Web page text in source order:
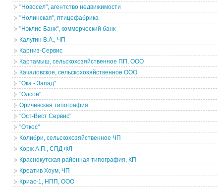
"Новосел", агентство недвижимости
"Нолинская", птицефабрика
"Нэклис-Банк", коммерческий банк
Калугин В.А., ЧП
Карниз-Сервис
Картамыш, сельскохозяйственное ПП, ООО
Качаловское, сельскохозяйственное ООО
"Ока - Запад"
"Олсон"
Оричевская типография
"Ост-Вест Сервис"
"Откос"
Колибри, сельскохозяйственное ЧП
Корж А.П., СПД ФЛ
Краснокутская районная типография, КП
Креатив Хоум, ЧП
Криас-1, НПП, ООО